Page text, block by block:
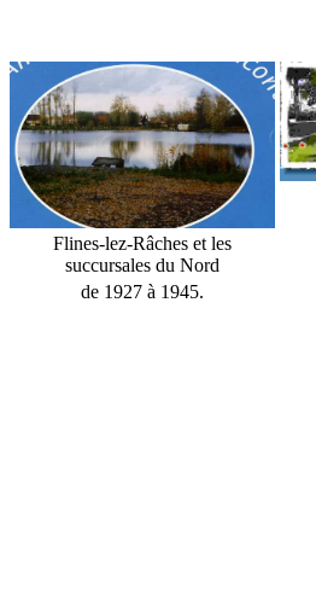
Flines-lez-Râches et les
succursales du Nord
de 1927 à 1945.